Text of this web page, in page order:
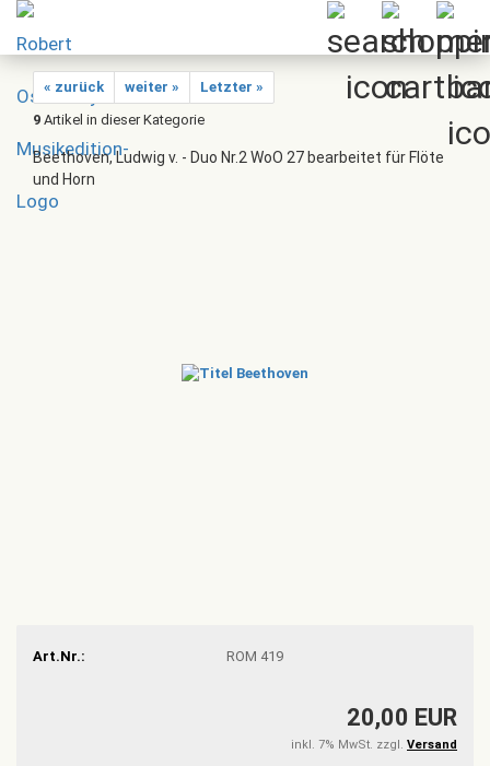
« zurück weiter »
Letzter »
9 Artikel in dieser Kategorie
Beethoven, Ludwig v. - Duo Nr.2 WoO 27 bearbeitet für Flöte
und Horn
Art.Nr.: ROM 419
20,00 EUR
inkl. 7% MwSt. zzgl. Versand